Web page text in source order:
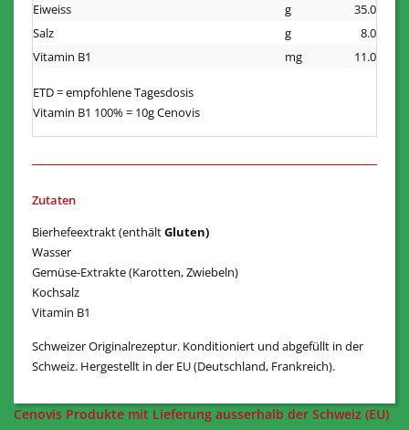
Eiweiss
g
35.0
Salz
g
8.0
Vitamin B1
mg 11.0
ETD = empfohlene Tagesdosis
Vitamin B1 100% = 10g Cenovis
Zutaten
Bierhefeextrakt (enthältGluten)
Wasser
Gemüse-Extrakte (Karotten, Zwiebeln)
Kochsalz
Vitamin B1
Schweizer Originalrezeptur. Konditioniert und abgefüllt in der
Schweiz. Hergestellt in der EU (Deutschland, Frankreich).
Cenovis Produkte mit Lieferung ausserhalb der Schweiz (EU)